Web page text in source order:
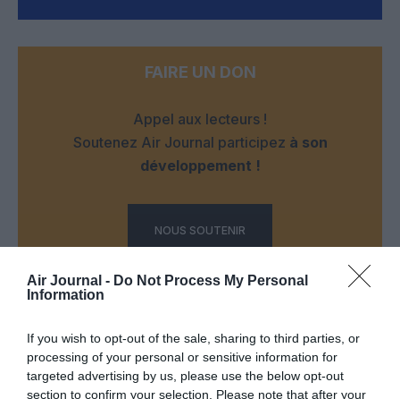
Air Journal - Do Not Process My Personal
Information
If you wish to opt-out of the sale, sharing to third parties, or
processing of your personal or sensitive information for
targeted advertising by us, please use the below opt-out
section to confirm your selection. Please note that after your
FAIRE UN DON
Appel aux lecteurs !
Soutenez Air Journal participez à son
développement !
NOUS SOUTENIR
DERNIERS COMMENTAIRES